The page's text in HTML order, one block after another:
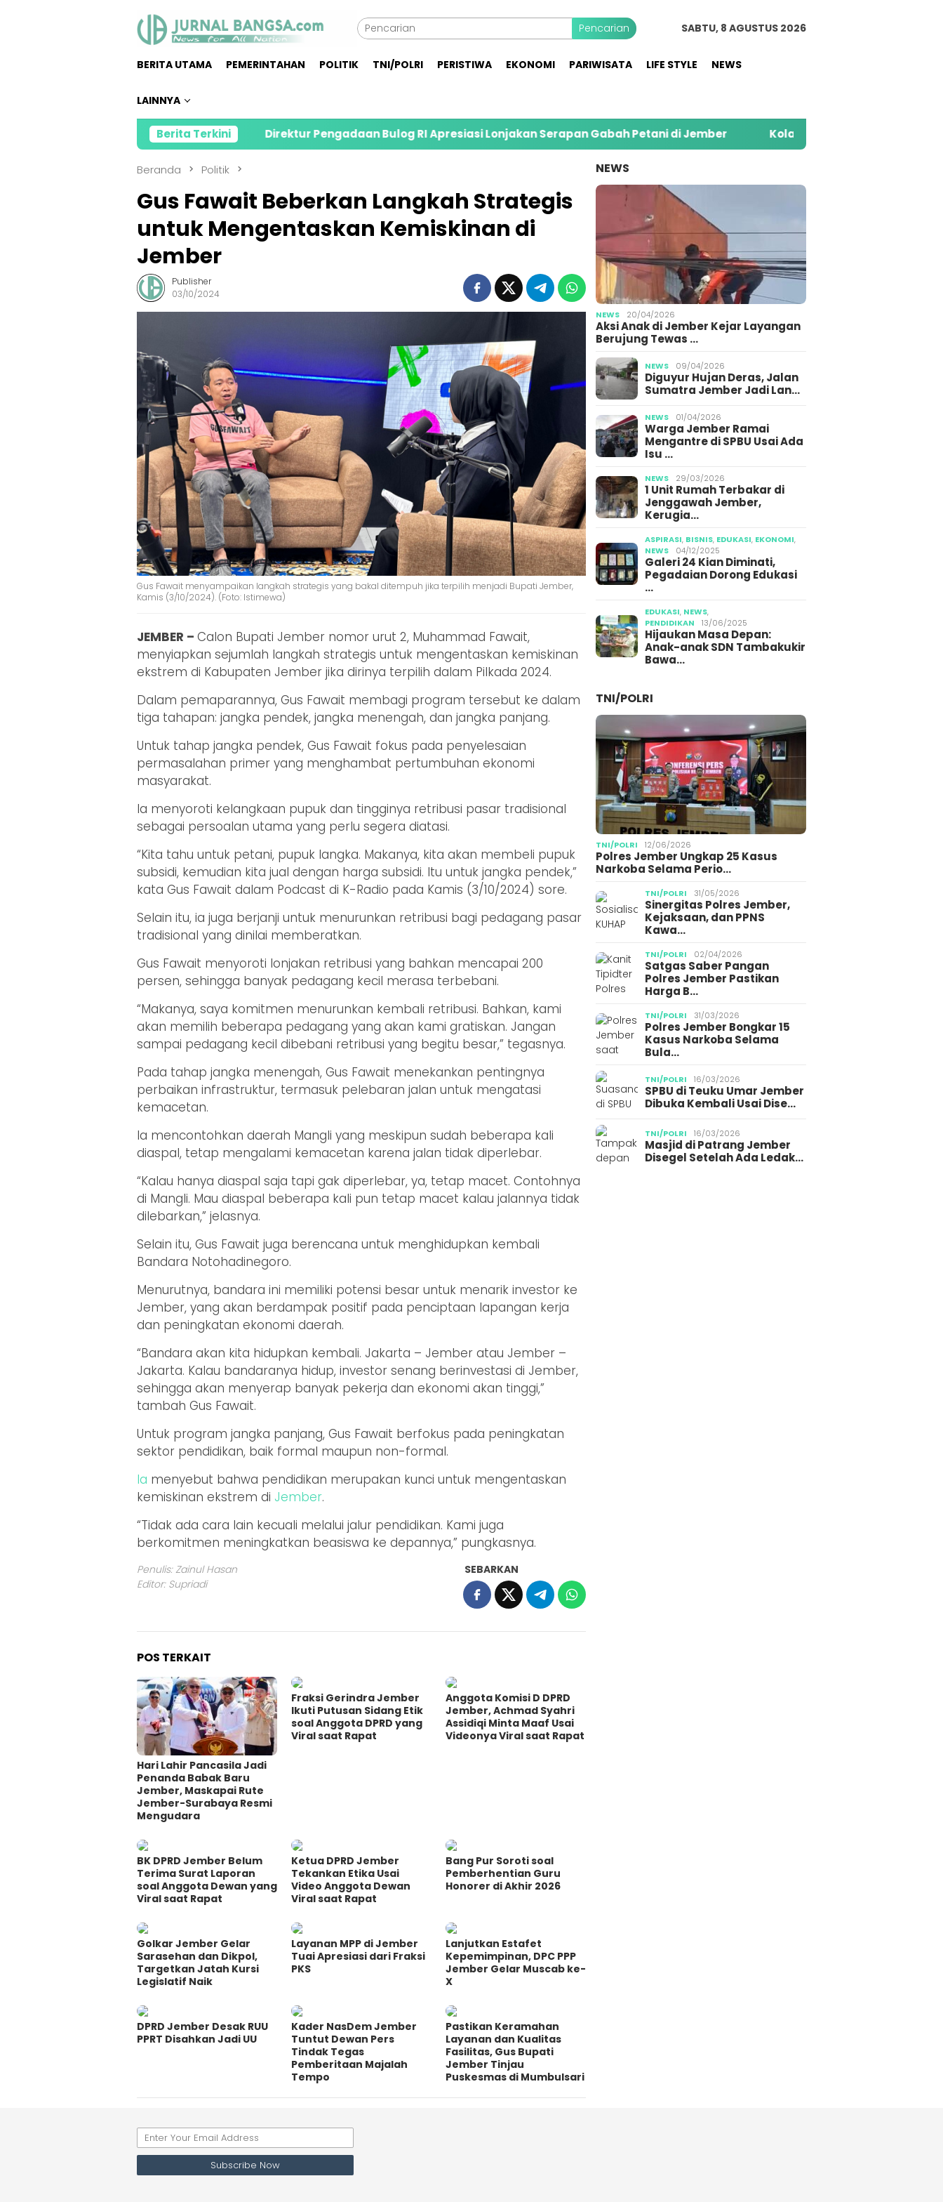
Pencarian SABTU, 8 AGUSTUS 2026
BERITA UTAMA PEMERINTAHAN POLITIK TNI/POLRI PERISTIWA EKONOMI PARIWISATA LIFE STYLE NEWS
LAINNYA
Berita Terkini
Direktur Pengadaan Bulog RI Apresiasi Lonjakan Serapan Gabah Petani di Jember Kolaborasi Alfamart dan Sweety di Tahun
Beranda Politik
Gus Fawait Beberkan Langkah Strategis
untuk Mengentaskan Kemiskinan di
Jember
Publisher
03/10/2024
Gus Fawait menyampaikan langkah strategis yang bakal ditempuh jika terpilih menjadi Bupati Jember,
Kamis (3/10/2024). (Foto: Istimewa)
JEMBER – Calon Bupati Jember nomor urut 2, Muhammad Fawait,
menyiapkan sejumlah langkah strategis untuk mengentaskan kemiskinan
ekstrem di Kabupaten Jember jika dirinya terpilih dalam Pilkada 2024.
Dalam pemaparannya, Gus Fawait membagi program tersebut ke dalam
tiga tahapan: jangka pendek, jangka menengah, dan jangka panjang.
Untuk tahap jangka pendek, Gus Fawait fokus pada penyelesaian
permasalahan primer yang menghambat pertumbuhan ekonomi
masyarakat.
Ia menyoroti kelangkaan pupuk dan tingginya retribusi pasar tradisional
sebagai persoalan utama yang perlu segera diatasi.
“Kita tahu untuk petani, pupuk langka. Makanya, kita akan membeli pupuk
subsidi, kemudian kita jual dengan harga subsidi. Itu untuk jangka pendek,”
kata Gus Fawait dalam Podcast di K-Radio pada Kamis (3/10/2024) sore.
Selain itu, ia juga berjanji untuk menurunkan retribusi bagi pedagang pasar
tradisional yang dinilai memberatkan.
Gus Fawait menyoroti lonjakan retribusi yang bahkan mencapai 200
persen, sehingga banyak pedagang kecil merasa terbebani.
“Makanya, saya komitmen menurunkan kembali retribusi. Bahkan, kami
akan memilih beberapa pedagang yang akan kami gratiskan. Jangan
sampai pedagang kecil dibebani retribusi yang begitu besar,” tegasnya.
Pada tahap jangka menengah, Gus Fawait menekankan pentingnya
perbaikan infrastruktur, termasuk pelebaran jalan untuk mengatasi
kemacetan.
Ia mencontohkan daerah Mangli yang meskipun sudah beberapa kali
diaspal, tetap mengalami kemacetan karena jalan tidak diperlebar.
“Kalau hanya diaspal saja tapi gak diperlebar, ya, tetap macet. Contohnya
di Mangli. Mau diaspal beberapa kali pun tetap macet kalau jalannya tidak
dilebarkan,” jelasnya.
Selain itu, Gus Fawait juga berencana untuk menghidupkan kembali
Bandara Notohadinegoro.
Menurutnya, bandara ini memiliki potensi besar untuk menarik investor ke
Jember, yang akan berdampak positif pada penciptaan lapangan kerja
dan peningkatan ekonomi daerah.
“Bandara akan kita hidupkan kembali. Jakarta – Jember atau Jember –
Jakarta. Kalau bandaranya hidup, investor senang berinvestasi di Jember,
sehingga akan menyerap banyak pekerja dan ekonomi akan tinggi,”
tambah Gus Fawait.
Untuk program jangka panjang, Gus Fawait berfokus pada peningkatan
sektor pendidikan, baik formal maupun non-formal.
Ia menyebut bahwa pendidikan merupakan kunci untuk mengentaskan
kemiskinan ekstrem di Jember.
“Tidak ada cara lain kecuali melalui jalur pendidikan. Kami juga
berkomitmen meningkatkan beasiswa ke depannya,” pungkasnya.
Penulis: Zainul Hasan
Editor: Supriadi
SEBARKAN
POS TERKAIT
Hari Lahir Pancasila Jadi
Penanda Babak Baru
Jember, Maskapai Rute
Jember-Surabaya Resmi
Mengudara
Fraksi Gerindra Jember
Ikuti Putusan Sidang Etik
soal Anggota DPRD yang
Viral saat Rapat
Anggota Komisi D DPRD
Jember, Achmad Syahri
Assidiqi Minta Maaf Usai
Videonya Viral saat Rapat
BK DPRD Jember Belum
Terima Surat Laporan
soal Anggota Dewan yang
Viral saat Rapat
Ketua DPRD Jember
Tekankan Etika Usai
Video Anggota Dewan
Viral saat Rapat
Bang Pur Soroti soal
Pemberhentian Guru
Honorer di Akhir 2026
Golkar Jember Gelar
Sarasehan dan Dikpol,
Targetkan Jatah Kursi
Legislatif Naik
Layanan MPP di Jember
Tuai Apresiasi dari Fraksi
PKS
Lanjutkan Estafet
Kepemimpinan, DPC PPP
Jember Gelar Muscab ke-
X
DPRD Jember Desak RUU
PPRT Disahkan Jadi UU
Kader NasDem Jember
Tuntut Dewan Pers
Tindak Tegas
Pemberitaan Majalah
Tempo
Pastikan Keramahan
Layanan dan Kualitas
Fasilitas, Gus Bupati
Jember Tinjau
Puskesmas di Mumbulsari
NEWS
NEWS 20/04/2026
Aksi Anak di Jember Kejar Layangan
Berujung Tewas …
NEWS 09/04/2026
Diguyur Hujan Deras, Jalan
Sumatra Jember Jadi Lan…
NEWS 01/04/2026
Warga Jember Ramai
Mengantre di SPBU Usai Ada
Isu …
NEWS 29/03/2026
1 Unit Rumah Terbakar di
Jenggawah Jember,
Kerugia…
ASPIRASI, BISNIS, EDUKASI, EKONOMI,
NEWS
04/12/2025
Galeri 24 Kian Diminati,
Pegadaian Dorong Edukasi
…
EDUKASI, NEWS,
PENDIDIKAN
13/06/2025
Hijaukan Masa Depan:
Anak-anak SDN Tambakukir
Bawa…
TNI/POLRI
TNI/POLRI 12/06/2026
Polres Jember Ungkap 25 Kasus
Narkoba Selama Perio…
TNI/POLRI 31/05/2026
Sinergitas Polres Jember,
Kejaksaan, dan PPNS
Kawa…
TNI/POLRI 02/04/2026
Satgas Saber Pangan
Polres Jember Pastikan
Harga B…
TNI/POLRI 31/03/2026
Polres Jember Bongkar 15
Kasus Narkoba Selama
Bula…
TNI/POLRI 16/03/2026
SPBU di Teuku Umar Jember
Dibuka Kembali Usai Dise…
TNI/POLRI 16/03/2026
Masjid di Patrang Jember
Disegel Setelah Ada Ledak…